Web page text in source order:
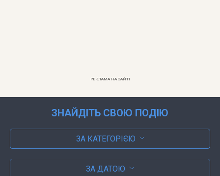
РЕКЛАМА НА САЙТІ
ЗНАЙДІТЬ СВОЮ ПОДІЮ
ЗА КАТЕГОРІЄЮ
ЗА ДАТОЮ